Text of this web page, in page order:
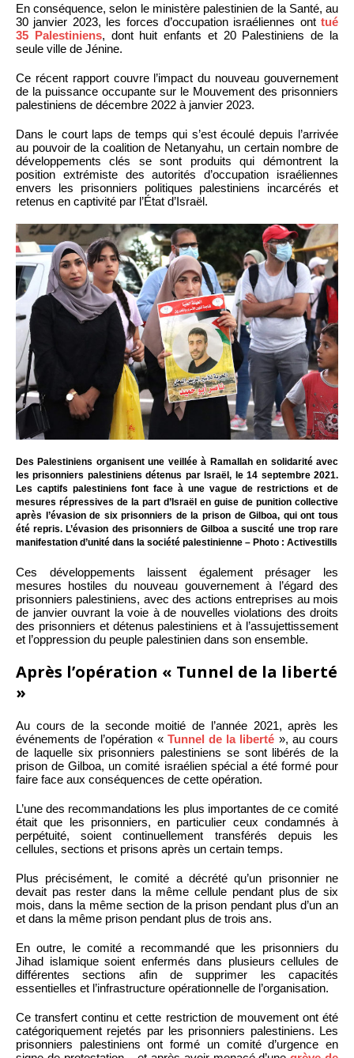
En conséquence, selon le ministère palestinien de la Santé, au
30 janvier 2023, les forces d’occupation israéliennes ont tué
35 Palestiniens, dont huit enfants et 20 Palestiniens de la
seule ville de Jénine.
Ce récent rapport couvre l’impact du nouveau gouvernement
de la puissance occupante sur le Mouvement des prisonniers
palestiniens de décembre 2022 à janvier 2023.
Dans le court laps de temps qui s’est écoulé depuis l’arrivée
au pouvoir de la coalition de Netanyahu, un certain nombre de
développements clés se sont produits qui démontrent la
position extrémiste des autorités d’occupation israéliennes
envers les prisonniers politiques palestiniens incarcérés et
retenus en captivité par l’État d’Israël.
Des Palestiniens organisent une veillée à Ramallah en solidarité avec
les prisonniers palestiniens détenus par Israël, le 14 septembre 2021.
Les captifs palestiniens font face à une vague de restrictions et de
mesures répressives de la part d’Israël en guise de punition collective
après l’évasion de six prisonniers de la prison de Gilboa, qui ont tous
été repris. L’évasion des prisonniers de Gilboa a suscité une trop rare
manifestation d’unité dans la société palestinienne – Photo : Activestills
Ces développements laissent également présager les
mesures hostiles du nouveau gouvernement à l’égard des
prisonniers palestiniens, avec des actions entreprises au mois
de janvier ouvrant la voie à de nouvelles violations des droits
des prisonniers et détenus palestiniens et à l’assujettissement
et l’oppression du peuple palestinien dans son ensemble.
Après l’opération « Tunnel de la liberté
»
Au cours de la seconde moitié de l’année 2021, après les
événements de l’opération « Tunnel de la liberté », au cours
de laquelle six prisonniers palestiniens se sont libérés de la
prison de Gilboa, un comité israélien spécial a été formé pour
faire face aux conséquences de cette opération.
L’une des recommandations les plus importantes de ce comité
était que les prisonniers, en particulier ceux condamnés à
perpétuité, soient continuellement transférés depuis les
cellules, sections et prisons après un certain temps.
Plus précisément, le comité a décrété qu’un prisonnier ne
devait pas rester dans la même cellule pendant plus de six
mois, dans la même section de la prison pendant plus d’un an
et dans la même prison pendant plus de trois ans.
En outre, le comité a recommandé que les prisonniers du
Jihad islamique soient enfermés dans plusieurs cellules de
différentes sections afin de supprimer les capacités
essentielles et l’infrastructure opérationnelle de l’organisation.
Ce transfert continu et cette restriction de mouvement ont été
catégoriquement rejetés par les prisonniers palestiniens. Les
prisonniers palestiniens ont formé un comité d’urgence en